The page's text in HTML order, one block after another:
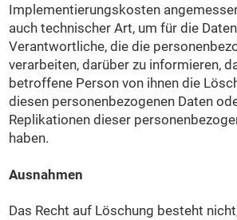
Implementierungskosten
auch technischer Art, um für die
Verantwortliche, die die
verarbeiten, darüber zu informieren,
betroffene Person von ihnen die
diesen personenbezogenen Daten
Replikationen dieser
haben.
Ausnahmen
Das Recht auf Löschung besteht